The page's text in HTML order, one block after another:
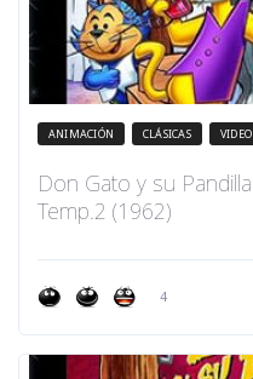
ANIMACIÓN CLÁSICAS VIDEO
Don Gato y su Pandilla
Temp.2 (1962)
4